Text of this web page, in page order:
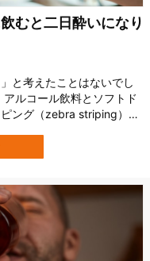
むと二日酔いになり
と考えたことはないでし
ルコール飲料とソフトド
ング（zebra striping）」
効果を少し違う視点から
ョン・ムーア大学